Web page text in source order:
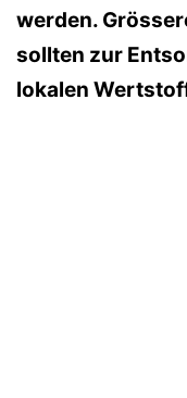
werden.
sollten zur
lokalen